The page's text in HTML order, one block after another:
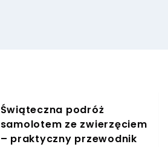
Świąteczna podróż
samolotem ze zwierzęciem
– praktyczny przewodnik